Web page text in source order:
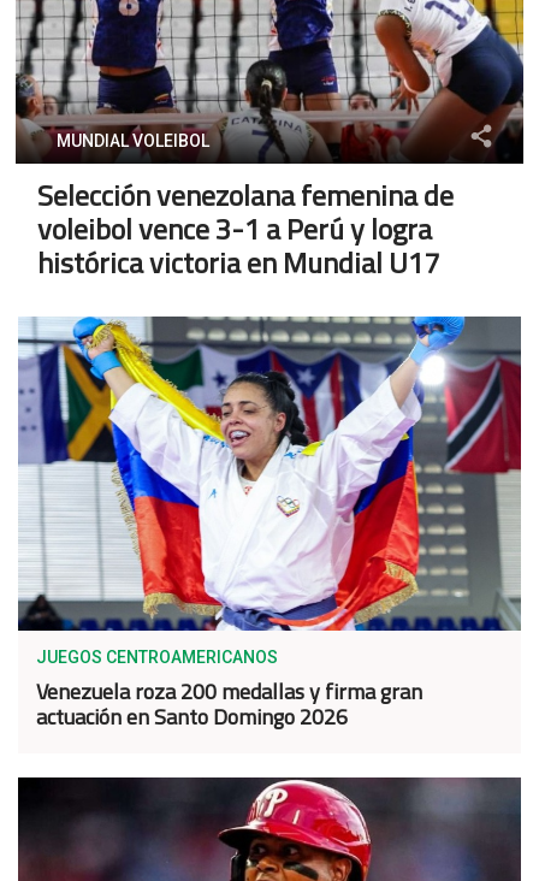
MUNDIAL VOLEIBOL
Selección venezolana femenina de
voleibol vence 3-1 a Perú y logra
histórica victoria en Mundial U17
JUEGOS CENTROAMERICANOS
Venezuela roza 200 medallas y firma gran
actuación en Santo Domingo 2026